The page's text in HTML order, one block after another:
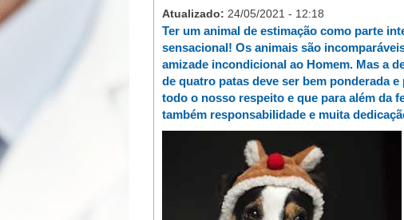
Atualizado: 24/05/2021 - 12:18
Ter um animal de estimação como parte
sensacional! Os animais são
amizade incondicional ao Homem. Mas a
de quatro patas deve ser bem ponderada
todo o nosso respeito e que para além da
também responsabilidade e muita